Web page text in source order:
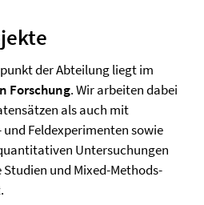
der Abteilung liegt im
Forschung. Wir arbeiten dabei
als auch mit
Feldexperimenten sowie
Untersuchungen
und Mixed-Methods-